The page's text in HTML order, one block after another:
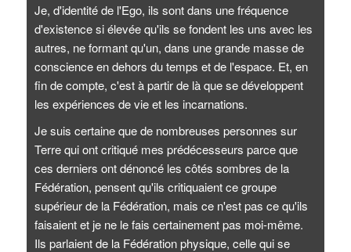
Je, d'identité de l'Ego, ils sont dans une fréquence
d'existence si élevée qu'ils se fondent les uns avec les
autres, ne formant qu'un, dans une grande masse de
conscience en dehors du temps et de l'espace. Et, en
fin de compte, c'est à partir de là que se développent
les expériences de vie et les incarnations.
Je suis certaine que de nombreuses personnes sur
Terre qui ont critiqué mes prédécesseurs parce que
ces derniers ont dénoncé les côtés sombres de la
Fédération, pensent qu'ils critiquaient ce groupe
supérieur de la Fédération, mais ce n'est pas ce qu'ils
faisaient et je ne le fais certainement pas moi-même.
Ils parlaient de la Fédération physique, celle qui se